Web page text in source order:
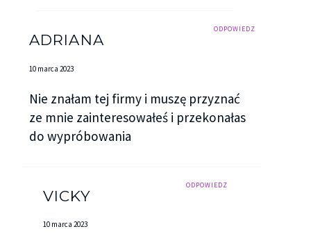
ODPOWIEDZ
ADRIANA
10 marca 2023
Nie znałam tej firmy i muszę przyznać
ze mnie zainteresowałeś i przekonałas
do wypróbowania
ODPOWIEDZ
VICKY
10 marca 2023